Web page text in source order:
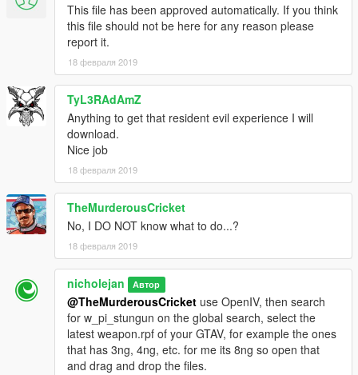
This file has been approved automatically. If you think
this file should not be here for any reason please
report it.
18 февраля 2019
TyL3RAdAmZ
Anything to get that resident evil experience I will
download.
Nice job
18 февраля 2019
TheMurderousCricket
No, I DO NOT know what to do...?
18 февраля 2019
nicholejan Автор
@TheMurderousCricket use OpenIV, then search
for w_pi_stungun on the global search, select the
latest weapon.rpf of your GTAV, for example the ones
that has 3ng, 4ng, etc. for me its 8ng so open that
and drag and drop the files.